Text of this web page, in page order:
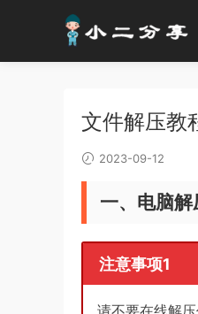
文件解压教
2023-09-12
一、电脑解
注意事项1
请不要在线解